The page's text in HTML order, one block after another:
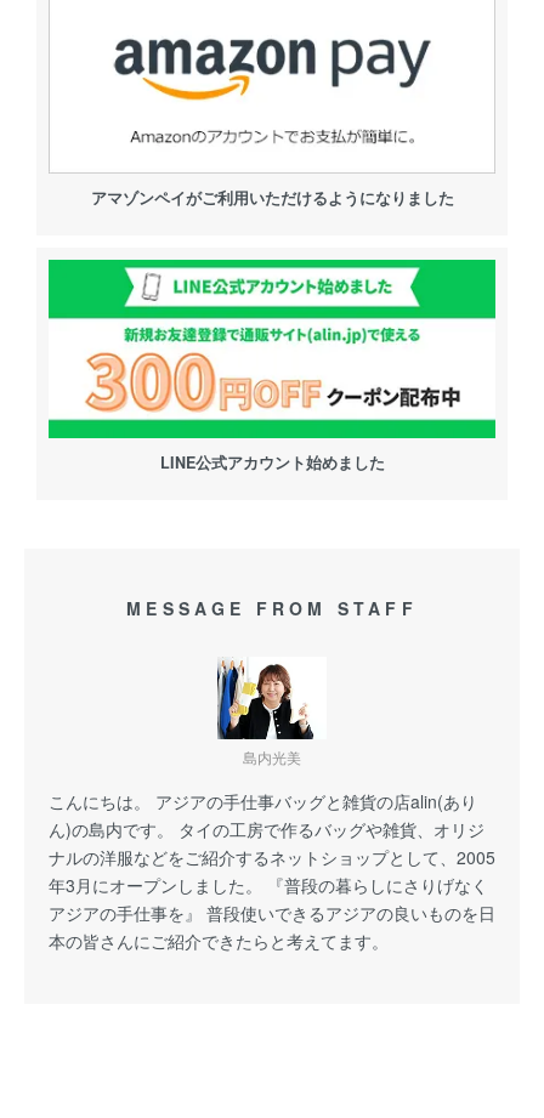
アマゾンペイがご利用いただけるようになりました
LINE公式アカウント始めました
MESSAGE FROM STAFF
島内光美
こんにちは。 アジアの手仕事バッグと雑貨の店alin(あり
ん)の島内です。 タイの工房で作るバッグや雑貨、オリジ
ナルの洋服などをご紹介するネットショップとして、2005
年3月にオープンしました。 『普段の暮らしにさりげなく
アジアの手仕事を』 普段使いできるアジアの良いものを日
本の皆さんにご紹介できたらと考えてます。